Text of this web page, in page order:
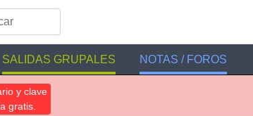
SALIDAS GRUPALES NOTAS / FOROS
y clave
gratis.